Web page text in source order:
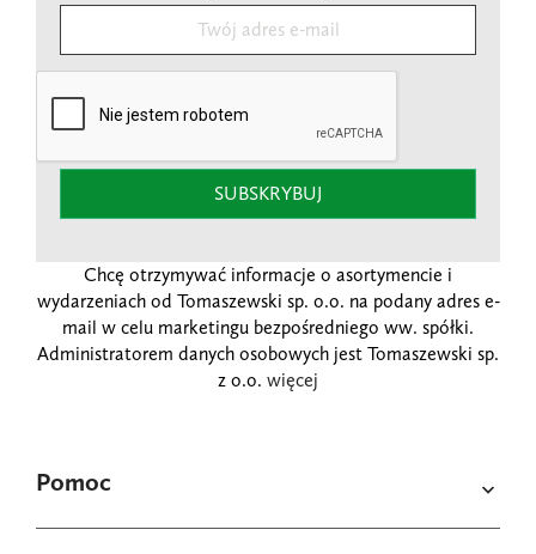
Pomoc 
SUBSKRYBUJ
Chcę otrzymywać informacje o asortymencie i
wydarzeniach od Tomaszewski sp. o.o. na podany adres e-
mail w celu marketingu bezpośredniego ww. spółki.
Administratorem danych osobowych jest Tomaszewski sp.
z o.o. więcej